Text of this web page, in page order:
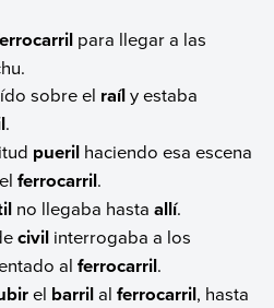
para llegar a las
sobre el raíly estaba
.
pueril haciendo esa escena
ferrocarril.
no llegaba hastaallí.
civil interrogaba a los
alferrocarril.
el barrilalferrocarril, hasta